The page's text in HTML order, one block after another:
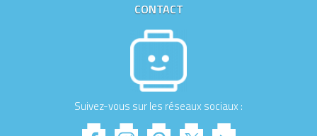
CONTACT
Suivez-vous sur les réseaux sociaux :